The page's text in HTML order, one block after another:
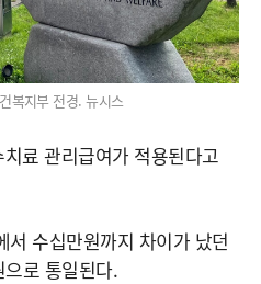
복지부 전경. 뉴시스
료 관리급여가 적용된다고
서 수십만원까지 차이가 났던
로 통일된다.